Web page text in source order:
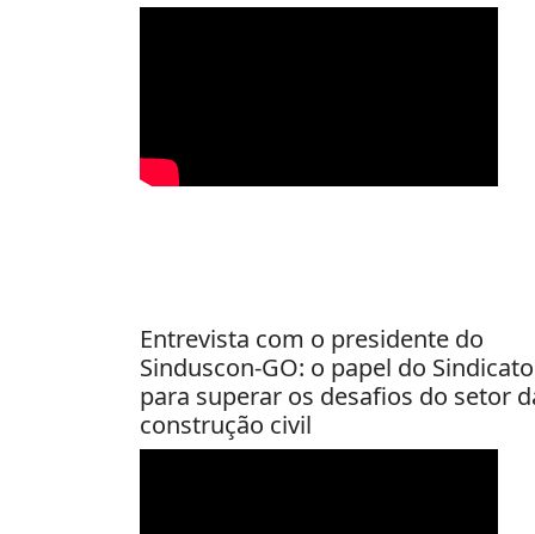
Entrevista com o presidente do
Sinduscon-GO: o papel do Sindicato
para superar os desafios do setor
construção civil